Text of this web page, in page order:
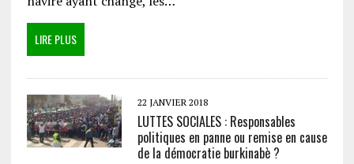
LIRE PLUS
22 JANVIER 2018
LUTTES SOCIALES : Responsables
politiques en panne ou remise en cause
de la démocratie burkinabè ?